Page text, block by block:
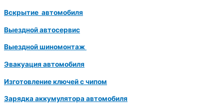
Вскрытие автомобиля
Выездной автосервис
Выездной шиномонтаж
Эвакуация автомобиля
Изготовление ключей с чипом
Зарядка аккумулятора автомобиля